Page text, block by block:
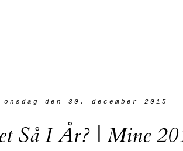
onsdag den 30. december 2015
Så I År? | Mine